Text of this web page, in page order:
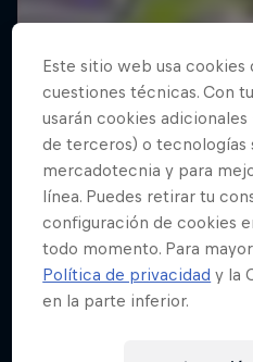
Este sitio web usa cookies
cuestiones técnicas. Con
usarán cookies
de terceros) o tecnologías
mercadotecnia y para
línea. Puedes retirar tu
configuración de cookies
todo momento. Para
Política de privacidad y la
en la parte inferior.